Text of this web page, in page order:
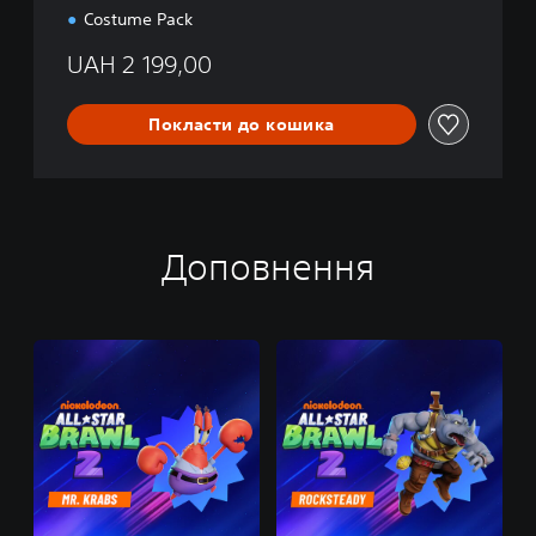
Costume Pack
UAH 2 199,00
Покласти до кошика
Доповнення